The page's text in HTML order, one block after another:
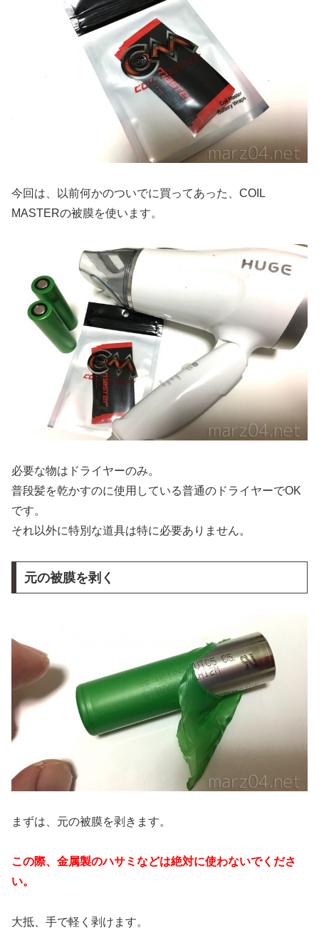
今回は、以前何かのついでに買ってあった、COIL
MASTERの被膜を使います。
必要な物はドライヤーのみ。
普段髪を乾かすのに使用している普通のドライヤーでOK
です。
それ以外に特別な道具は特に必要ありません。
元の被膜を剥く
まずは、元の被膜を剥きます。
この際、金属製のハサミなどは絶対に使わないでくださ
い。
大抵、手で軽く剥けます。